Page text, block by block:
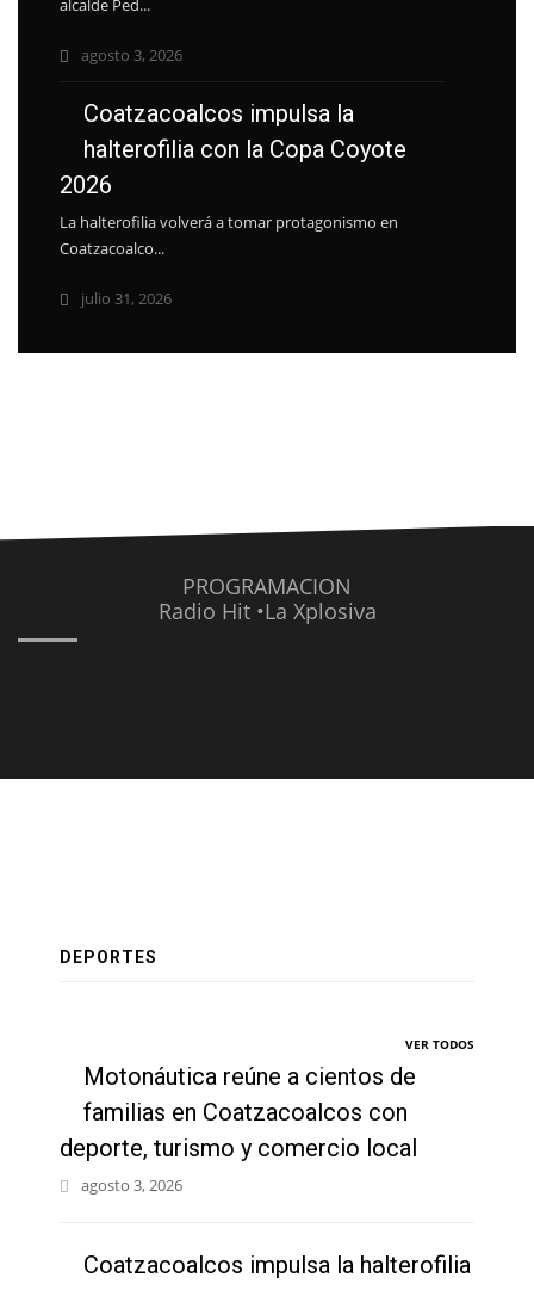
alcalde Ped...
agosto 3, 2026
Coatzacoalcos impulsa la
halterofilia con la Copa Coyote
2026
La halterofilia volverá a tomar protagonismo en
Coatzacoalco...
julio 31, 2026
PROGRAMACION
Radio Hit •La Xplosiva
DEPORTES
VER TODOS
Motonáutica reúne a cientos de
familias en Coatzacoalcos con
deporte, turismo y comercio local
agosto 3, 2026
Coatzacoalcos impulsa la halterofilia